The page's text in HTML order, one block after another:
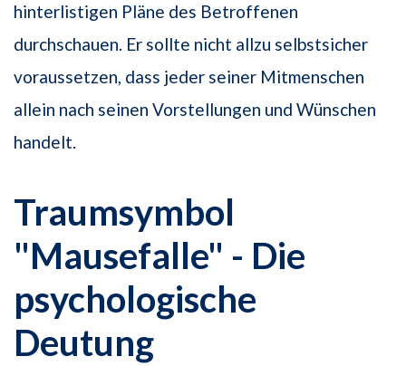
hinterlistigen Pläne des Betroffenen
durchschauen. Er sollte nicht allzu selbstsicher
voraussetzen, dass jeder seiner Mitmenschen
allein nach seinen Vorstellungen und Wünschen
handelt.
Traumsymbol
"Mausefalle" - Die
psychologische
Deutung